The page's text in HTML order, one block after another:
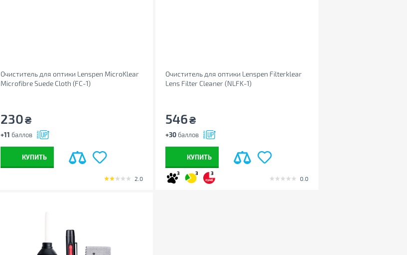
Очиститель для оптики Lenspen MicroKlear
Microfibre Suede Cloth (FC-1)
230₴
+11 баллов
КУПИТЬ
2.0
Очиститель для оптики Lenspen Filterklear
Lens Filter Cleaner (NLFK-1)
546₴
+30 баллов
КУПИТЬ
3 3 3
0.0